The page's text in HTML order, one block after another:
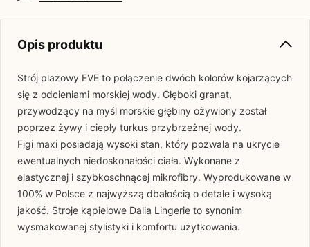
Opis produktu
Strój plażowy EVE to połączenie dwóch kolorów kojarzących
się z odcieniami morskiej wody. Głęboki granat,
przywodzący na myśl morskie głębiny ożywiony został
poprzez żywy i ciepły turkus przybrzeżnej wody.
Figi maxi posiadają wysoki stan, który pozwala na ukrycie
ewentualnych niedoskonałości ciała. Wykonane z
elastycznej i szybkoschnącej mikrofibry. Wyprodukowane w
100% w Polsce z najwyższą dbałością o detale i wysoką
jakość. Stroje kąpielowe Dalia Lingerie to synonim
wysmakowanej stylistyki i komfortu użytkowania.